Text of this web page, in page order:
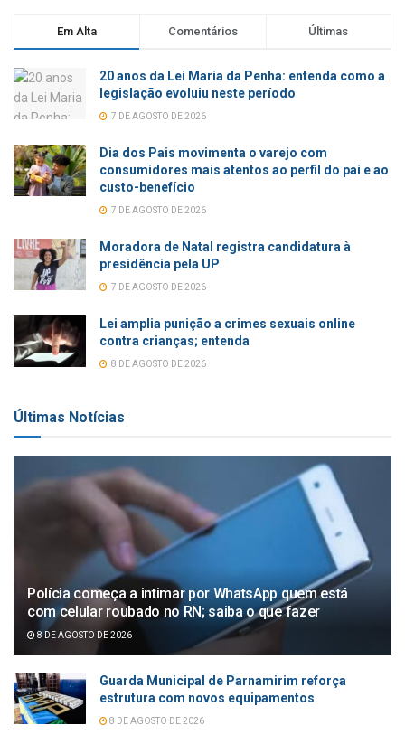
Em Alta Comentários Últimas
20 anos da Lei Maria da Penha: entenda como a
legislação evoluiu neste período
7 DE AGOSTO DE 2026
Dia dos Pais movimenta o varejo com
consumidores mais atentos ao perfil do pai e ao
custo-benefício
7 DE AGOSTO DE 2026
Moradora de Natal registra candidatura à
presidência pela UP
7 DE AGOSTO DE 2026
Lei amplia punição a crimes sexuais online
contra crianças; entenda
8 DE AGOSTO DE 2026
Últimas Notícias
Polícia começa a intimar por WhatsApp quem está
com celular roubado no RN; saiba o que fazer
8 DE AGOSTO DE 2026
Guarda Municipal de Parnamirim reforça
estrutura com novos equipamentos
8 DE AGOSTO DE 2026